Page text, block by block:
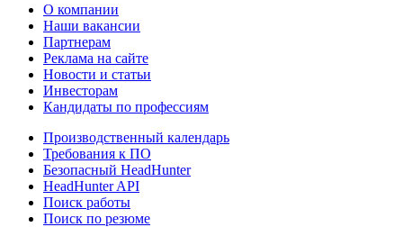
О компании
Наши вакансии
Партнерам
Реклама на сайте
Новости и статьи
Инвесторам
Кандидаты по профессиям
Производственный календарь
Требования к ПО
Безопасный HeadHunter
HeadHunter API
Поиск работы
Поиск по резюме